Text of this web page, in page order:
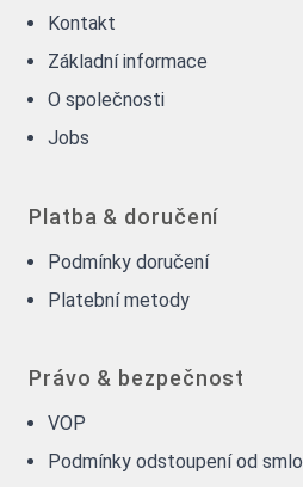
Kontakt
Základní informace
O společnosti
Jobs
Platba & doručení
Podmínky doručení
Platební metody
Právo & bezpečnost
VOP
Podmínky odstoupení od